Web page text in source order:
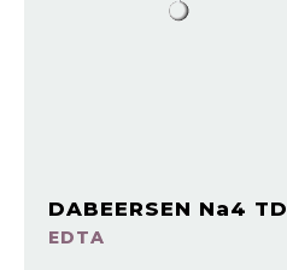
DABEERSEN Na4 TD
EDTA